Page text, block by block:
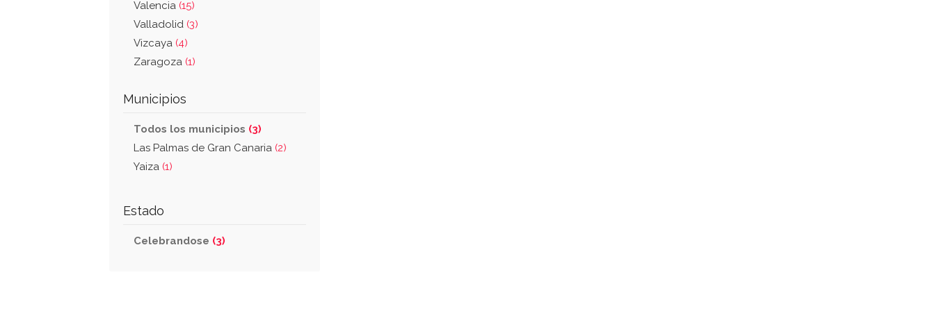
Valencia (15)
Valladolid (3)
Vizcaya (4)
Zaragoza (1)
Municipios
Todos los municipios (3)
Las Palmas de Gran Canaria (2)
Yaiza (1)
Estado
Celebrandose (3)